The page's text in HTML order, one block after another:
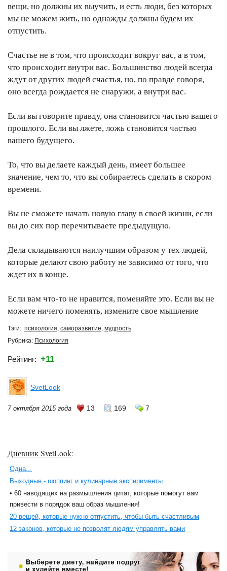
вещи, но должны их выучить, и есть люди, без которых
мы не можем жить, но однажды должны будем их
отпустить.
Счастье не в том, что происходит вокруг вас, а в том,
что происходит внутри вас. Большинство людей всегда
ждут от других людей счастья, но, по правде говоря,
оно всегда рождается не снаружи, а внутри вас.
Если вы говорите правду, она становится частью вашего
прошлого. Если вы лжете, ложь становится частью
вашего будущего.
То, что вы делаете каждый день, имеет большее
значение, чем то, что вы собираетесь сделать в скором
времени.
Вы не сможете начать новую главу в своей жизни, если
вы до сих пор перечитываете предыдущую.
Дела складываются наилучшим образом у тех людей,
которые делают свою работу не зависимо от того, что
ждет их в конце.
Если вам что-то не нравится, поменяйте это. Если вы не
можете ничего поменять, измените свое мышление
Тэги: психология, саморазвитие, мудрость
Рубрика: Психология
Рейтинг: +11
SvetLook
7 октября 2015 года 13 169 7
Дневник SvetLook:
Одна...
Выходные - шоппинг и кулинарные эксперименты
• 60 наводящих на размышления цитат, которые помогут вам
привести в порядок ваш образ мышления!
20 вещей, которые нужно отпустить, чтобы быть счастливым
12 законов, которые не позволят людям управлять вами